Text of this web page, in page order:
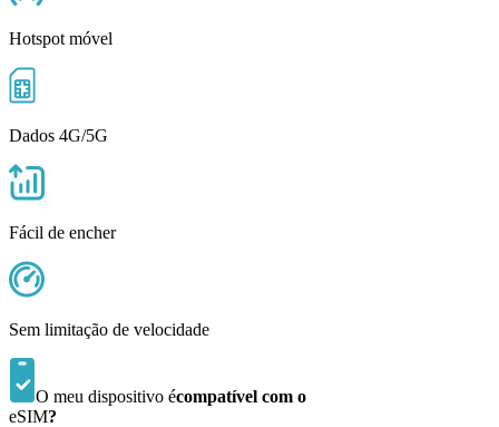
Hotspot móvel
Dados 4G/5G
Fácil de encher
Sem limitação de velocidade
O meu dispositivo écompatível com o
eSIM?